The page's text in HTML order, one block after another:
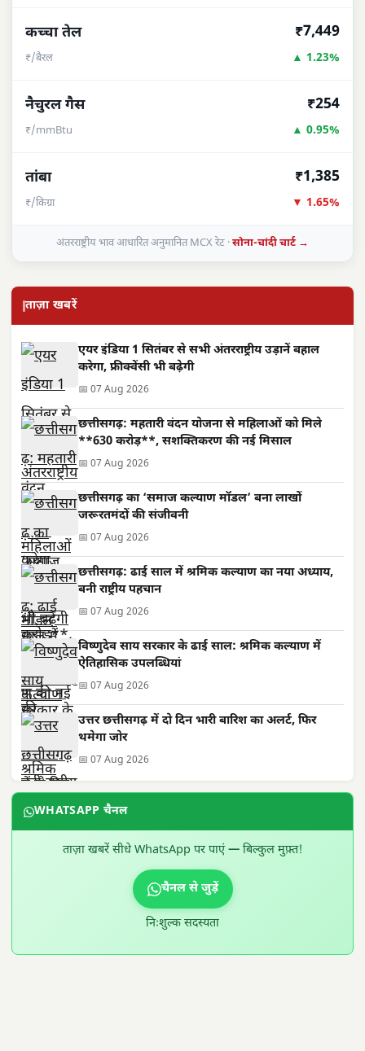
कच्चा तेल
₹/बैरल
₹7,449
▲ 1.23%
नैचुरल गैस
₹/mmBtu
₹254
▲ 0.95%
तांबा
₹/किग्रा
₹1,385
▼ 1.65%
अंतरराष्ट्रीय भाव आधारित अनुमानित MCX रेट ·सोना-चांदी चार्ट →
ताज़ा खबरें
एयर इंडिया 1 सितंबर से सभी अंतरराष्ट्रीय उड़ानें बहाल
करेगा, फ्रीक्वेंसी भी बढ़ेगी
📅 07 Aug 2026
छत्तीसगढ़: महतारी वंदन योजना से महिलाओं को मिले
**630 करोड़**, सशक्तिकरण की नई मिसाल
📅 07 Aug 2026
छत्तीसगढ़ का ‘समाज कल्याण मॉडल’ बना लाखों
जरूरतमंदों की संजीवनी
📅 07 Aug 2026
छत्तीसगढ़: ढाई साल में श्रमिक कल्याण का नया अध्याय,
बनी राष्ट्रीय पहचान
📅 07 Aug 2026
विष्णुदेव साय सरकार के ढाई साल: श्रमिक कल्याण में
ऐतिहासिक उपलब्धियां
📅 07 Aug 2026
उत्तर छत्तीसगढ़ में दो दिन भारी बारिश का अलर्ट, फिर
थमेगा जोर
📅 07 Aug 2026
WHATSAPP चैनल
ताज़ा खबरें सीधे WhatsApp पर पाएं — बिल्कुल मुफ़्त!
चैनल से जुड़ें
निःशुल्क सदस्यता